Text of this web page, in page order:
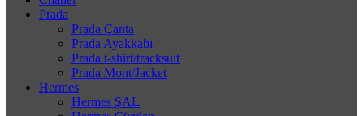
Prada
Prada Çanta
Prada Ayakkabı
Prada t-shirt/tracksuit
Prada Mont/Jacket
Hermes
Hermes ŞAL